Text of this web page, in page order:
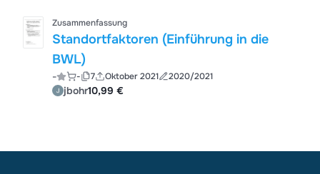
Zusammenfassung
Standortfaktoren (Einführung in die
BWL)
- - 7 Oktober 2021 2020/2021
jbohr10,99 €